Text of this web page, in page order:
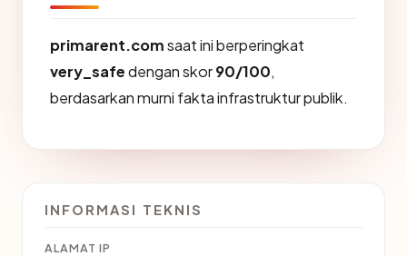
primarent.comsaat ini berperingkat
very_safedengan skor90/100,
berdasarkan murni fakta infrastruktur publik.
INFORMASI TEKNIS
ALAMAT IP